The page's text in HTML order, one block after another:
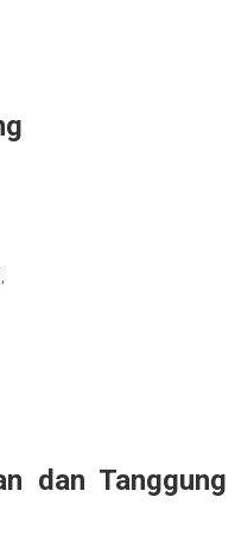
dan Tanggung